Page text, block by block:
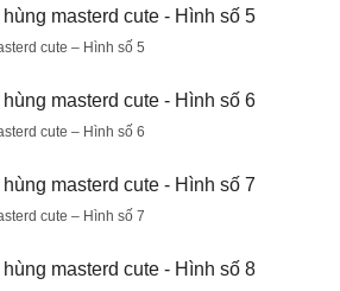
cute – Hình số 5
cute – Hình số 6
cute – Hình số 7